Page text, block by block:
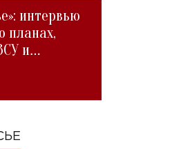
интервью
планах,
и